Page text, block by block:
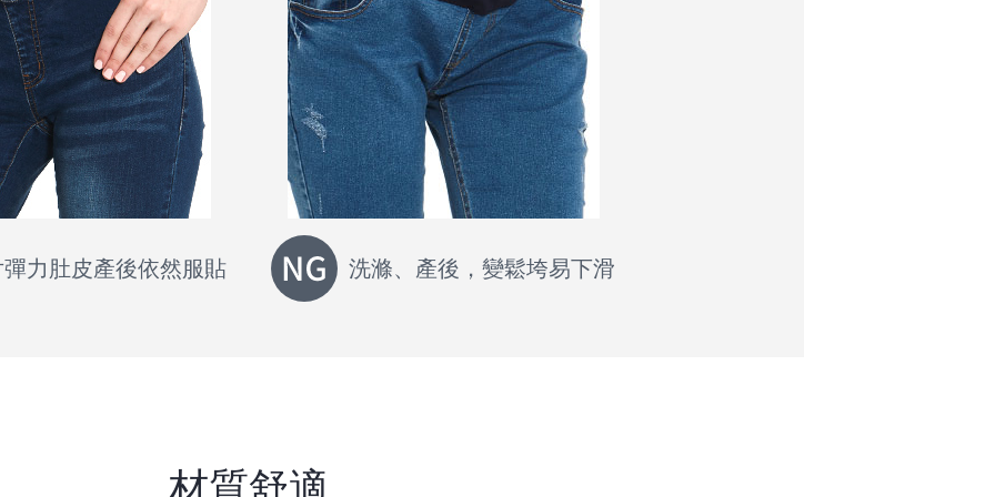
力肚皮產後依然服貼 洗滌、產後，變鬆垮易下滑
材質舒適